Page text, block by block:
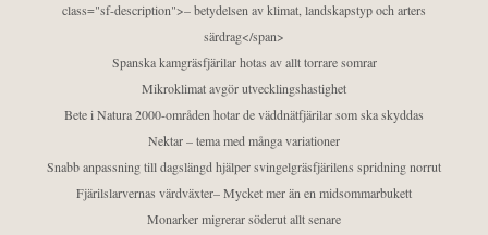
class="sf-description">– betydelsen av klimat, landskapstyp och arters
särdrag</span>
Spanska kamgräsfjärilar hotas av allt torrare somrar
Mikroklimat avgör utvecklingshastighet
Bete i Natura 2000-områden hotar de väddnätfjärilar som ska skyddas
Nektar – tema med många variationer
Snabb anpassning till dagslängd hjälper svingelgräsfjärilens spridning norrut
Fjärilslarvernas värdväxter– Mycket mer än en midsommarbukett
Monarker migrerar söderut allt senare